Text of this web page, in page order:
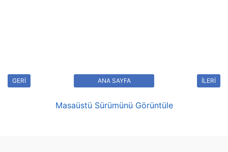
GERİ İLERİ
ANA SAYFA
Masaüstü Sürümünü Görüntüle